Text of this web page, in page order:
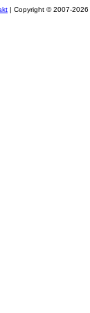
| Copyright © 2007-2026